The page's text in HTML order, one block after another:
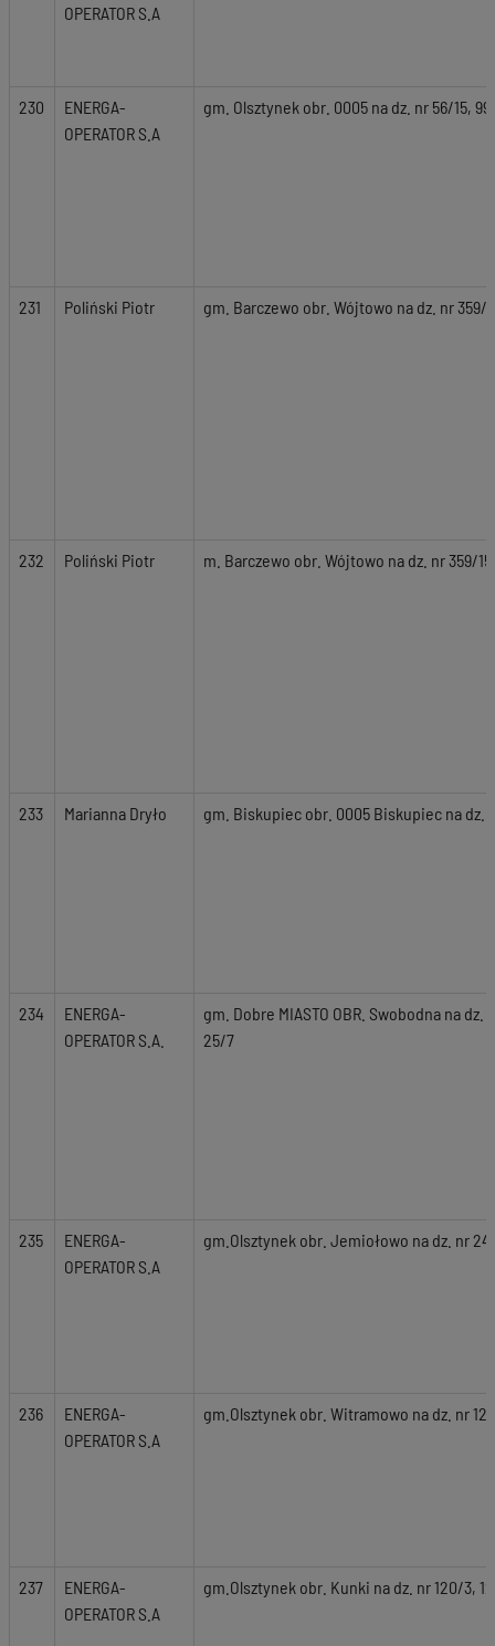
OPERATOR S.A
230
ENERGA-
OPERATOR S.A
gm. Olsztynek obr. 0005 na dz. nr 56/15, 99
231 Poliński Piotr gm. Barczewo obr. Wójtowo na dz. nr 359/
232 Poliński Piotr m. Barczewo obr. Wójtowo na dz. nr 359/15
233 Marianna Dryło gm. Biskupiec obr. 0005 Biskupiec na dz.
234
ENERGA-
OPERATOR S.A.
gm. Dobre MIASTO OBR. Swobodna na dz.
25/7
235
ENERGA-
OPERATOR S.A
gm.Olsztynek obr. Jemiołowo na dz. nr
236
ENERGA-
OPERATOR S.A
gm.Olsztynek obr. Witramowo na dz. nr
237
ENERGA-
OPERATOR S.A
gm.Olsztynek obr. Kunki na dz. nr 120/3,